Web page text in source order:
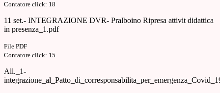
Contatore click: 18
11 set.- INTEGRAZIONE DVR- Pralboino Ripresa attivit didattica
in presenza_1.pdf
File PDF
Contatore click: 15
All._1-